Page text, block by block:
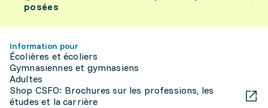
posées
Information pour
Écolières et écoliers
Gymnasiennes et gymnasiens
Adultes
Shop CSFO: Brochures sur les professions, les
études et la carrière